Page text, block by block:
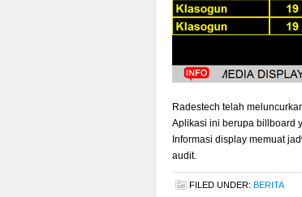
Radestech telah
Aplikasi ini berupa billboard
Informasi display memuat
audit.
FILED UNDER: BERITA